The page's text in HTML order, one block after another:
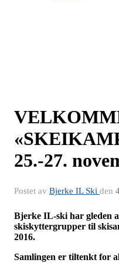
25.-27.
Postet av Bjerke IL Ski den
Bjerke IL-ski har gleden
skiskyttergrupper til
2016.
Samlingen er tiltenkt for